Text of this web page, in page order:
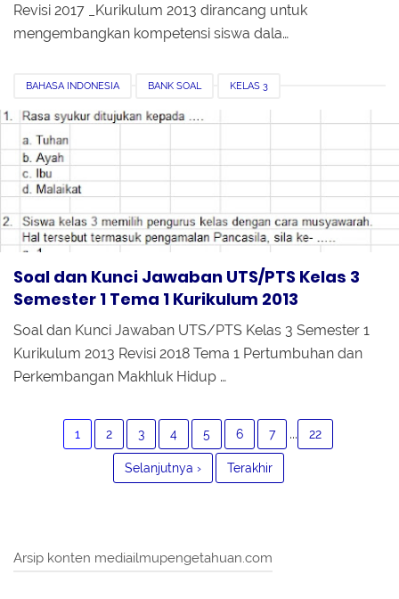
Revisi 2017 _Kurikulum 2013 dirancang untuk
mengembangkan kompetensi siswa dala…
BAHASA INDONESIA BANK SOAL KELAS 3
KUNCI JAWABAN KURIKULUM 2013 MATEMATIKA
PPKN
SOAL UTS TEMA 1
Soal dan Kunci Jawaban UTS/PTS Kelas 3
Semester 1 Tema 1 Kurikulum 2013
Soal dan Kunci Jawaban UTS/PTS Kelas 3 Semester 1
Kurikulum 2013 Revisi 2018 Tema 1 Pertumbuhan dan
Perkembangan Makhluk Hidup …
1 2 3 4 5 6 7 ... 22
Selanjutnya › Terakhir
Arsip konten mediailmupengetahuan.com